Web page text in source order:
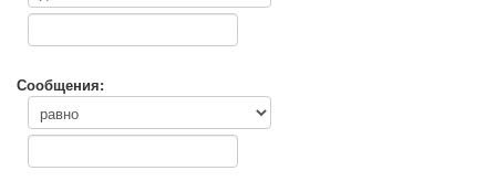
Сообщения: